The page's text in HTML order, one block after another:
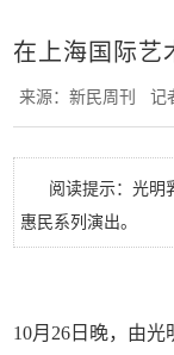
在上海国际
来源：新民周刊记
阅读提示：光明
惠民系列演出。
10月26日晚，由光